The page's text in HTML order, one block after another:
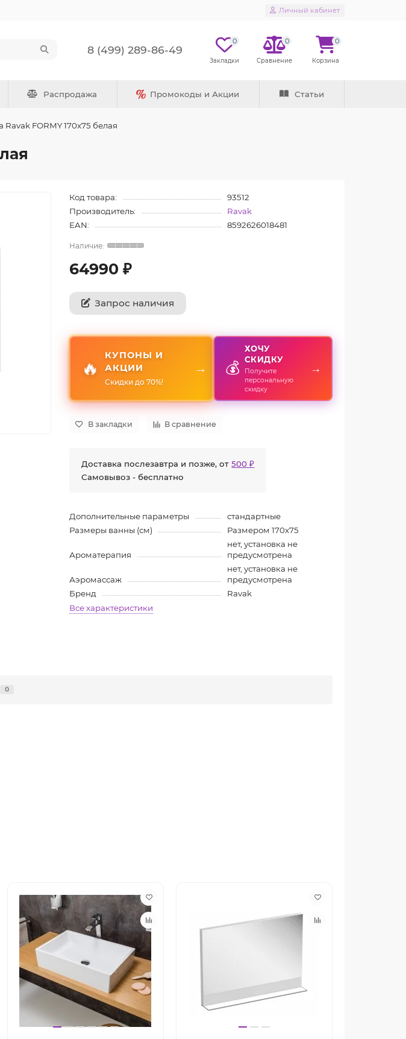
Личный кабинет
8 (499) 289-86-49
0 0 0
Распродажа Промокоды и Акции Статьи
FORMY 170x75 белая
Код товара:
93512
Производитель:
Ravak
EAN:
8592626018481
64990 ₽
Запрос наличия
🔥
КУПОНЫ И
АКЦИИ
Скидки до 70%!
→ 💰
ХОЧУ
СКИДКУ
Получите
персональную
скидку
→
В закладки В сравнение
Доставка послезавтра и позже, от500 ₽
Самовывоз - бесплатно
Дополнительные параметры
стандартные
Размеры ванны (см)
Размером 170x75
Ароматерапия
нет, установка не
предусмотрена
Аэромассаж
нет, установка не
предусмотрена
Бренд
Ravak
Все характеристики
0